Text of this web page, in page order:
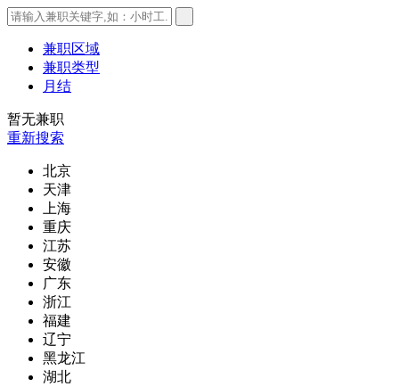
兼职区域
兼职类型
月结
暂无兼职
重新搜索
北京
天津
上海
重庆
江苏
安徽
广东
浙江
福建
辽宁
黑龙江
湖北